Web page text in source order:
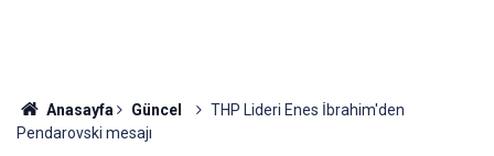
Anasayfa Güncel
THP Lideri Enes İbrahim'den
Pendarovski mesajı